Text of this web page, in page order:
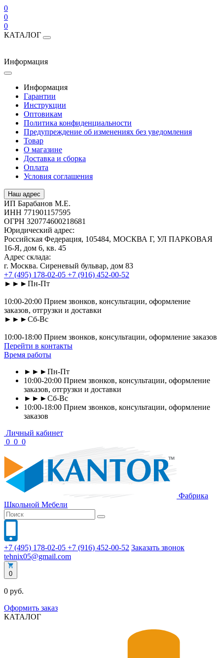
0
0
0
КАТАЛОГ
Информация
Информация
Гарантии
Инструкции
Оптовикам
Политика конфиденциальности
Предупреждение об изменениях без уведомления
Товар
О магазине
Доставка и сборка
Оплата
Условия соглашения
Наш адрес
ИП Барабанов М.Е.
ИНН 771901157595
ОГРН 320774600218681
Юридический адрес:
Российская Федерация, 105484, МОСКВА Г, УЛ ПАРКОВАЯ
16-Я, дом 6, кв. 45
Адрес склада:
г. Москва. Сиреневый бульвар, дом 83
+7 (495) 178-02-05 +7 (916) 452-00-52
►►►Пн-Пт
10:00-20:00 Прием звонков, консультации, оформление
заказов, отгрузки и доставки
►►►Сб-Вс
10:00-18:00 Прием звонков, консультации, оформление заказов
Перейти в контакты
Время работы
►►►Пн-Пт
10:00-20:00 Прием звонков, консультации, оформление
заказов, отгрузки и доставки
►►►Сб-Вс
10:00-18:00 Прием звонков, консультации, оформление
заказов
Личный кабинет
0 0 0
Фабрика
Школьной Мебели
+7 (495) 178-02-05 +7 (916) 452-00-52 Заказать звонок
tehnix05@gmail.com
0
0 руб.
Оформить заказ
КАТАЛОГ